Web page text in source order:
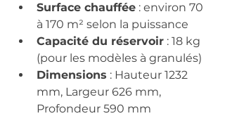
Surface chauffée : environ 70
à 170 m² selon la puissance
Capacité du réservoir : 18 kg
(pour les modèles à granulés)
Dimensions : Hauteur 1232
mm, Largeur 626 mm,
Profondeur 590 mm